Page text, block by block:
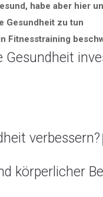
habe aber hier
Gesundheit zu tun
Fitnesstraining
Gesundheit
verbessern?
körperlicher